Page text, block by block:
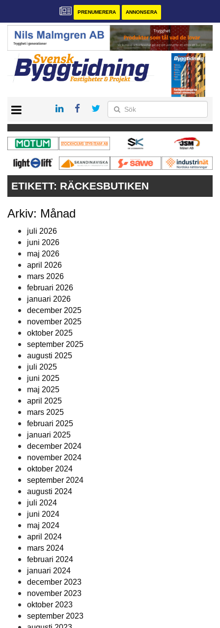
PRENUMERERA ANNONSERA
PRENUMERERA
VÅRA ANDRA MAGASIN
ANNONSERA
ETIKETT: RÄCKESBUTIKEN
Arkiv: Månad
juli 2026
juni 2026
maj 2026
april 2026
mars 2026
februari 2026
januari 2026
december 2025
november 2025
oktober 2025
september 2025
augusti 2025
juli 2025
juni 2025
maj 2025
april 2025
mars 2025
februari 2025
januari 2025
december 2024
november 2024
oktober 2024
september 2024
augusti 2024
juli 2024
juni 2024
maj 2024
april 2024
mars 2024
februari 2024
januari 2024
december 2023
november 2023
oktober 2023
september 2023